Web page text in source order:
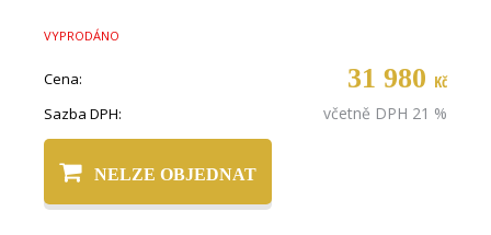
VYPRODÁNO
Cena: 31 980 Kč
Sazba DPH: včetně DPH 21 %
NELZE OBJEDNAT